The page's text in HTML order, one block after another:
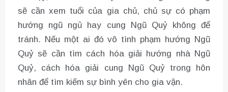
sẽ cần xem tuổi của gia chủ, chủ sự có phạm
hướng ngũ ngủ hay cung Ngũ Quỷ không để
tránh. Nếu một ai đó vô tình phạm hướng Ngũ
Quỷ sẽ cần tìm cách hóa giải hướng nhà Ngũ
Quỷ, cách hóa giải cung Ngũ Quỷ trong hôn
nhân để tìm kiếm sự bình yên cho gia vận.